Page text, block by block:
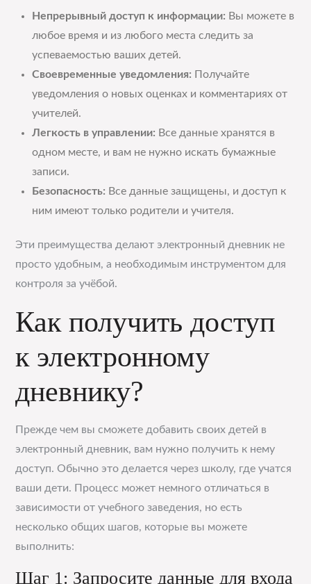
Непрерывный доступ к информации: Вы можете в
любое время и из любого места следить за
успеваемостью ваших детей.
Своевременные уведомления: Получайте
уведомления о новых оценках и комментариях от
учителей.
Легкость в управлении: Все данные хранятся в
одном месте, и вам не нужно искать бумажные
записи.
Безопасность: Все данные защищены, и доступ к
ним имеют только родители и учителя.
Эти преимущества делают электронный дневник не
просто удобным, а необходимым инструментом для
контроля за учёбой.
Как получить доступ
к электронному
дневнику?
Прежде чем вы сможете добавить своих детей в
электронный дневник, вам нужно получить к нему
доступ. Обычно это делается через школу, где учатся
ваши дети. Процесс может немного отличаться в
зависимости от учебного заведения, но есть
несколько общих шагов, которые вы можете
выполнить:
Шаг 1: Запросите данные для входа